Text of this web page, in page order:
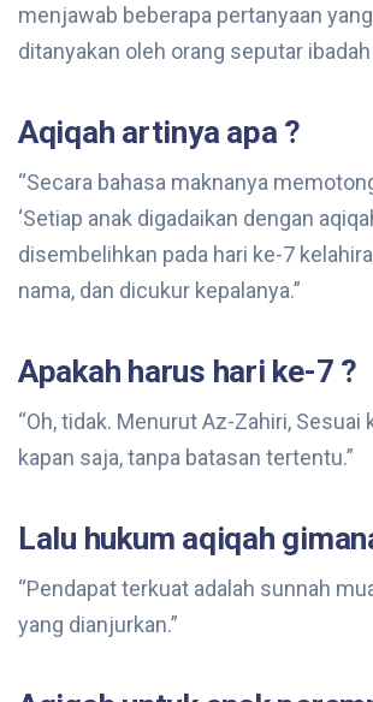
menjawab beberapa pertanyaan
ditanyakan oleh orang seputar
Aqiqah artinya apa ?
“Secara bahasa maknanya
‘Setiap anak digadaikan dengan
disembelihkan pada hari ke-7
nama, dan dicukur kepalanya.”
Apakah harus hari ke-7 ?
“Oh, tidak. Menurut Az-Zahiri, Sesuai
kapan saja, tanpa batasan tertentu.”
Lalu hukum aqiqah
“Pendapat terkuat adalah sunnah
yang dianjurkan.”